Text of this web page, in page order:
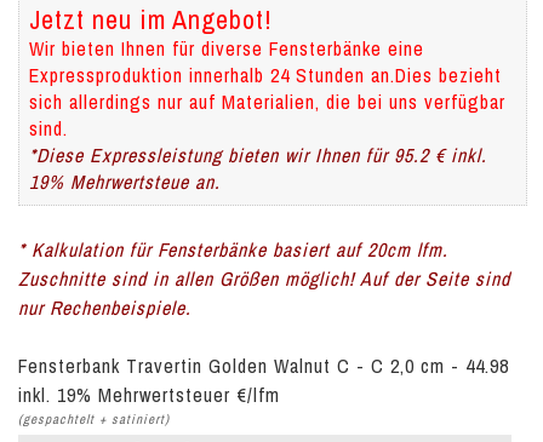
Jetzt neu im Angebot!
Wir bieten Ihnen für diverse Fensterbänke eine
Expressproduktion innerhalb 24 Stunden an.Dies bezieht
sich allerdings nur auf Materialien, die bei uns verfügbar
sind.
*Diese Expressleistung bieten wir Ihnen für 95.2 € inkl.
19% Mehrwertsteue an.
* Kalkulation für Fensterbänke basiert auf 20cm lfm.
Zuschnitte sind in allen Größen möglich! Auf der Seite sind
nur Rechenbeispiele.
Fensterbank Travertin Golden Walnut C - C 2,0 cm - 44.98
inkl. 19% Mehrwertsteuer €/lfm
(gespachtelt + satiniert)